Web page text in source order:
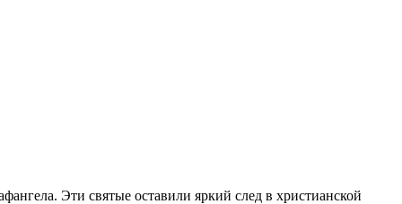
Эти святые оставили яркий след в христианской